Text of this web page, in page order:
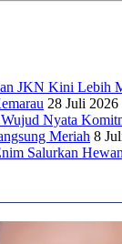
JKN Kini Lebih
28 Juli 2026
Nyata
Meriah 8
Salurkan